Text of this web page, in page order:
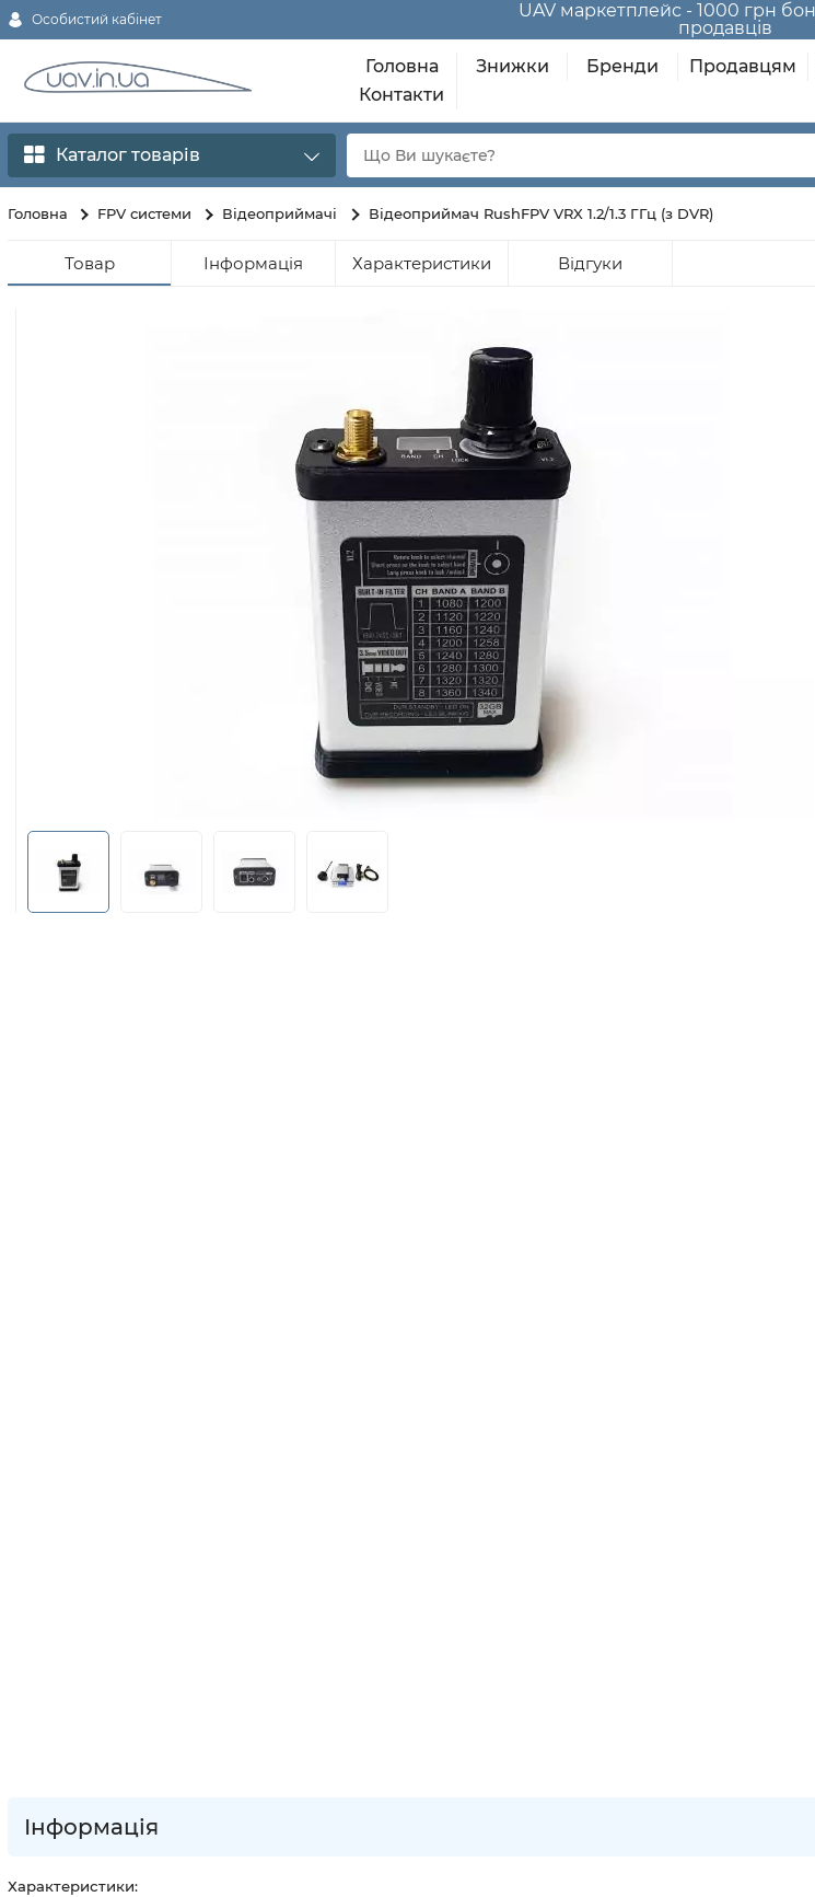
Особистий кабінет
UAV маркетплейс - 1000 грн
продавців
Головна Знижки Бренди Продавцям
Контакти
Каталог товарів
Головна FPV системи Відеоприймачі Відеоприймач RushFPV VRX 1.2/1.3 ГГц (з DVR)
Товар Інформація Характеристики Відгуки
Інформація
Характеристики: